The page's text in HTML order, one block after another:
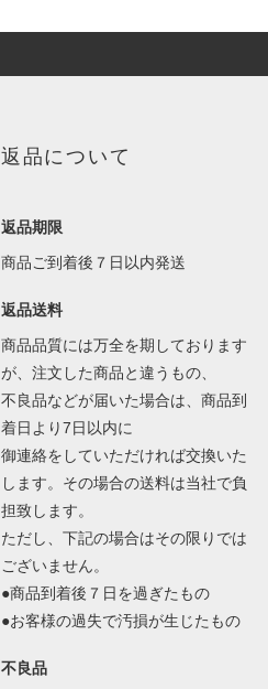
返品について
返品期限
商品ご到着後７日以内発送
返品送料
商品品質には万全を期しております
が、注文した商品と違うもの、
不良品などが届いた場合は、商品到
着日より7日以内に
御連絡をしていただければ交換いた
します。その場合の送料は当社で負
担致します。
ただし、下記の場合はその限りでは
ございません。
●商品到着後７日を過ぎたもの
●お客様の過失で汚損が生じたもの
不良品